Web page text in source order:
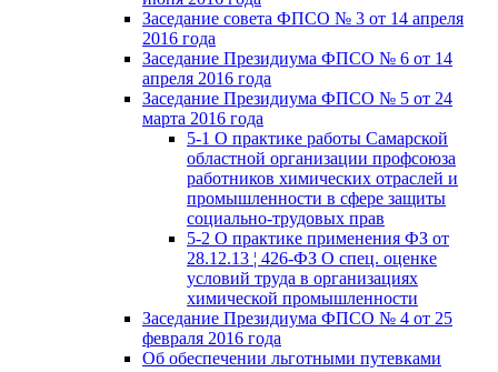
Заседание совета ФПСО № 3 от 14 апреля
2016 года
Заседание Президиума ФПСО № 6 от 14
апреля 2016 года
Заседание Президиума ФПСО № 5 от 24
марта 2016 года
5-1 О практике работы Самарской
областной организации профсоюза
работников химических отраслей и
промышленности в сфере защиты
социально-трудовых прав
5-2 О практике применения ФЗ от
28.12.13 ¦ 426-ФЗ О спец. оценке
условий труда в организациях
химической промышленности
Заседание Президиума ФПСО № 4 от 25
февраля 2016 года
Об обеспечении льготными путевками